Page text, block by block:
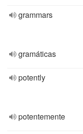
grammars
gramáticas
potently
potentemente